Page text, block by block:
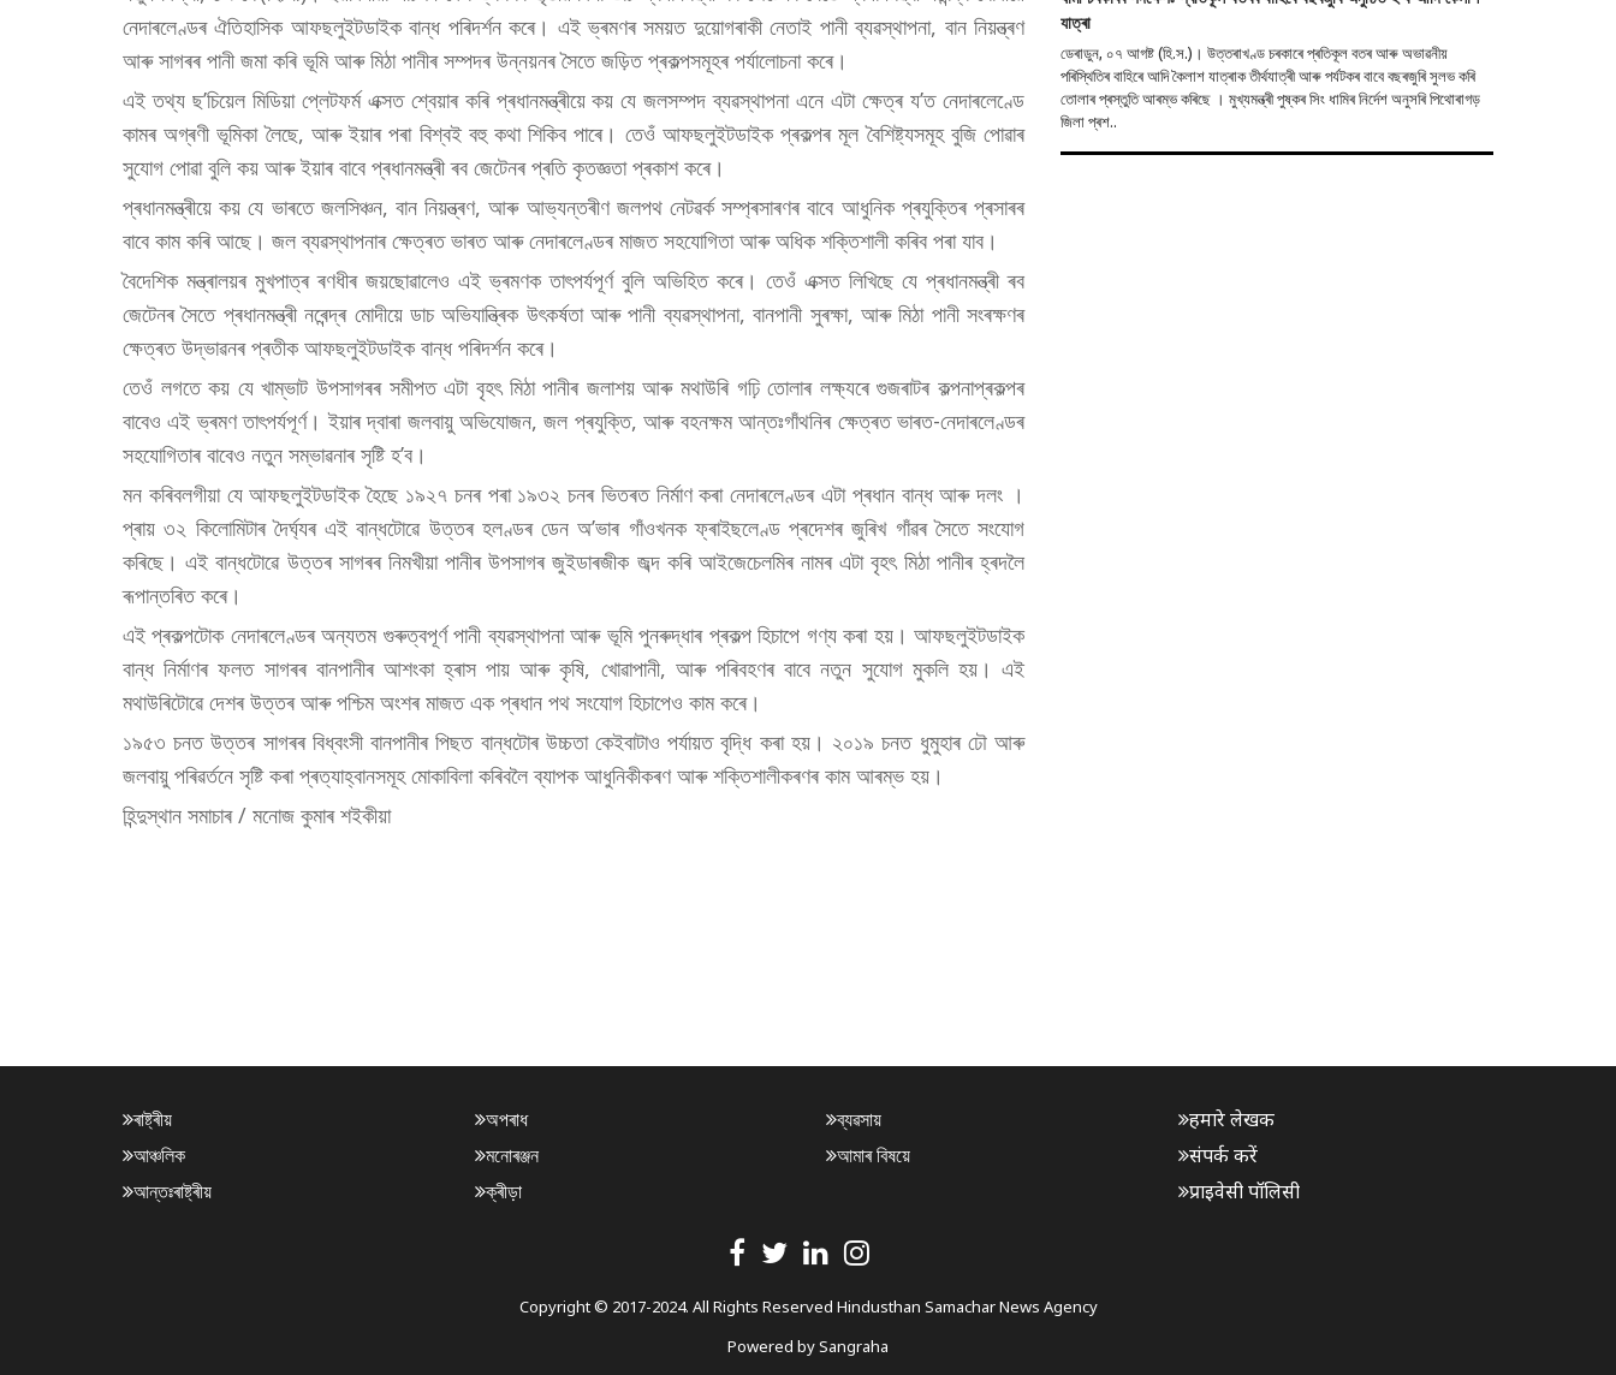
নেদাৰলেণ্ডৰ ঐতিহাসিক আফছলুইটডাইক বান্ধ পৰিদৰ্শন কৰে। এই ভ্ৰমণৰ সময়ত দুয়োগৰাকী নেতাই পানী ব্যৱস্থাপনা, বান নিয়ন্ত্ৰণ
আৰু সাগৰৰ পানী জমা কৰি ভূমি আৰু মিঠা পানীৰ সম্পদৰ উন্নয়নৰ সৈতে জড়িত প্ৰকল্পসমূহৰ পৰ্যালোচনা কৰে।
এই তথ্য ছ’চিয়েল মিডিয়া প্লেটফৰ্ম এক্সত শ্বেয়াৰ কৰি প্ৰধানমন্ত্ৰীয়ে কয় যে জলসম্পদ ব্যৱস্থাপনা এনে এটা ক্ষেত্ৰ য’ত নেদাৰলেণ্ডে
কামৰ অগ্ৰণী ভূমিকা লৈছে, আৰু ইয়াৰ পৰা বিশ্বই বহু কথা শিকিব পাৰে। তেওঁ আফছলুইটডাইক প্ৰকল্পৰ মূল বৈশিষ্ট্যসমূহ বুজি পোৱাৰ
সুযোগ পোৱা বুলি কয় আৰু ইয়াৰ বাবে প্ৰধানমন্ত্ৰী ৰব জেটেনৰ প্ৰতি কৃতজ্ঞতা প্ৰকাশ কৰে।
প্ৰধানমন্ত্ৰীয়ে কয় যে ভাৰতে জলসিঞ্চন, বান নিয়ন্ত্ৰণ, আৰু আভ্যন্তৰীণ জলপথ নেটৱৰ্ক সম্প্ৰসাৰণৰ বাবে আধুনিক প্ৰযুক্তিৰ প্ৰসাৰৰ
বাবে কাম কৰি আছে। জল ব্যৱস্থাপনাৰ ক্ষেত্ৰত ভাৰত আৰু নেদাৰলেণ্ডৰ মাজত সহযোগিতা আৰু অধিক শক্তিশালী কৰিব পৰা যাব।
বৈদেশিক মন্ত্ৰালয়ৰ মুখপাত্ৰ ৰণধীৰ জয়ছোৱালেও এই ভ্ৰমণক তাৎপৰ্যপূৰ্ণ বুলি অভিহিত কৰে। তেওঁ এক্সত লিখিছে যে প্ৰধানমন্ত্ৰী ৰব
জেটেনৰ সৈতে প্ৰধানমন্ত্ৰী নৰেন্দ্ৰ মোদীয়ে ডাচ অভিযান্ত্ৰিক উৎকৰ্ষতা আৰু পানী ব্যৱস্থাপনা, বানপানী সুৰক্ষা, আৰু মিঠা পানী সংৰক্ষণৰ
ক্ষেত্ৰত উদ্ভাৱনৰ প্ৰতীক আফছলুইটডাইক বান্ধ পৰিদৰ্শন কৰে।
তেওঁ লগতে কয় যে খাম্ভাট উপসাগৰৰ সমীপত এটা বৃহৎ মিঠা পানীৰ জলাশয় আৰু মথাউৰি গঢ়ি তোলাৰ লক্ষ্যৰে গুজৰাটৰ কল্পনাপ্ৰকল্পৰ
বাবেও এই ভ্ৰমণ তাৎপৰ্যপূৰ্ণ। ইয়াৰ দ্বাৰা জলবায়ু অভিযোজন, জল প্ৰযুক্তি, আৰু বহনক্ষম আন্তঃগাঁথনিৰ ক্ষেত্ৰত ভাৰত-নেদাৰলেণ্ডৰ
সহযোগিতাৰ বাবেও নতুন সম্ভাৱনাৰ সৃষ্টি হ’ব।
মন কৰিবলগীয়া যে আফছলুইটডাইক হৈছে ১৯২৭ চনৰ পৰা ১৯৩২ চনৰ ভিতৰত নিৰ্মাণ কৰা নেদাৰলেণ্ডৰ এটা প্ৰধান বান্ধ আৰু দলং ।
প্ৰায় ৩২ কিলোমিটাৰ দৈৰ্ঘ্যৰ এই বান্ধটোৱে উত্তৰ হলণ্ডৰ ডেন অ’ভাৰ গাঁওখনক ফ্ৰাইছলেণ্ড প্ৰদেশৰ জুৰিখ গাঁৱৰ সৈতে সংযোগ
কৰিছে। এই বান্ধটোৱে উত্তৰ সাগৰৰ নিমখীয়া পানীৰ উপসাগৰ জুইডাৰজীক জব্দ কৰি আইজেচেলমিৰ নামৰ এটা বৃহৎ মিঠা পানীৰ হ্ৰদলৈ
ৰূপান্তৰিত কৰে।
এই প্ৰকল্পটোক নেদাৰলেণ্ডৰ অন্যতম গুৰুত্বপূৰ্ণ পানী ব্যৱস্থাপনা আৰু ভূমি পুনৰুদ্ধাৰ প্ৰকল্প হিচাপে গণ্য কৰা হয়। আফছলুইটডাইক
বান্ধ নিৰ্মাণৰ ফলত সাগৰৰ বানপানীৰ আশংকা হ্ৰাস পায় আৰু কৃষি, খোৱাপানী, আৰু পৰিবহণৰ বাবে নতুন সুযোগ মুকলি হয়। এই
মথাউৰিটোৱে দেশৰ উত্তৰ আৰু পশ্চিম অংশৰ মাজত এক প্ৰধান পথ সংযোগ হিচাপেও কাম কৰে।
১৯৫৩ চনত উত্তৰ সাগৰৰ বিধ্বংসী বানপানীৰ পিছত বান্ধটোৰ উচ্চতা কেইবাটাও পৰ্যায়ত বৃদ্ধি কৰা হয়। ২০১৯ চনত ধুমুহাৰ ঢৌ আৰু
জলবায়ু পৰিৱৰ্তনে সৃষ্টি কৰা প্ৰত্যাহ্বানসমূহ মোকাবিলা কৰিবলৈ ব্যাপক আধুনিকীকৰণ আৰু শক্তিশালীকৰণৰ কাম আৰম্ভ হয়।
হিন্দুস্থান সমাচাৰ / মনোজ কুমাৰ শইকীয়া
যাত্ৰা
ডেৰাডুন, ০৭ আগষ্ট (হি.স.)। উত্তৰাখণ্ড চৰকাৰে প্ৰতিকূল বতৰ আৰু অভাৱনীয়
পৰিস্থিতিৰ বাহিৰে আদি কৈলাশ যাত্ৰাক তীৰ্থযাত্ৰী আৰু পৰ্যটকৰ বাবে বছৰজুৰি সুলভ কৰি
তোলাৰ প্ৰস্তুতি আৰম্ভ কৰিছে । মুখ্যমন্ত্ৰী পুষ্কৰ সিং ধামিৰ নিৰ্দেশ অনুসৰি পিথোৰাগড়
জিলা প্ৰশ..
ৰাষ্ট্ৰীয়
আঞ্চলিক
আন্তঃৰাষ্ট্ৰীয়
অপৰাধ
মনোৰঞ্জন
ক্ৰীড়া
ব্যৱসায়
আমাৰ বিষয়ে
हमारे लेखक
संपर्क करें
प्राइवेसी पॉलिसी
Copyright © 2017-2024. All Rights Reserved Hindusthan Samachar News Agency
Powered bySangraha